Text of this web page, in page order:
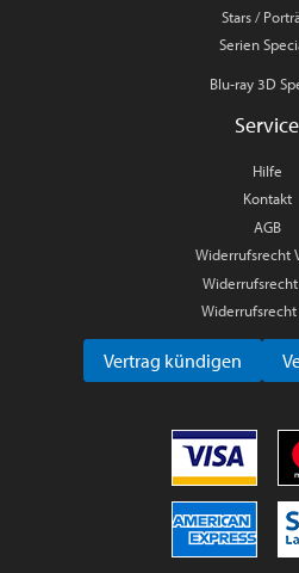
Stars /
Serien
Blu-ray 3D
Service
Hilfe
Kontakt
AGB
Widerrufsrecht
Widerrufsrecht
Vertrag kündigen